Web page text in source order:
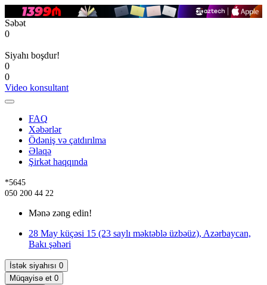
Səbət
0
Siyahı boşdur!
0
0
Video konsultant
FAQ
Xəbərlər
Ödəniş və çatdırılma
Əlaqə
Şirkət haqqında
*5645
050 200 44 22
Mənə zəng edin!
28 May küçəsi 15 (23 saylı məktəblə üzbəüz), Azərbaycan,
Bakı şəhəri
İstək siyahısı 0
Müqayisə et 0